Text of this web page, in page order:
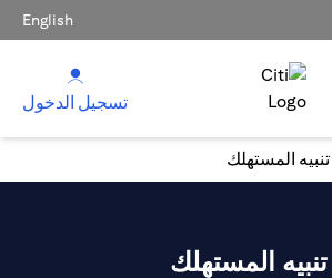
English
تسجيل الدخول
تنبيه المستهلك
تنبيه المستهلك